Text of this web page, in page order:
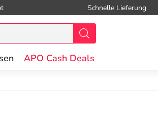
Schnelle Lieferung
APO Cash Deals